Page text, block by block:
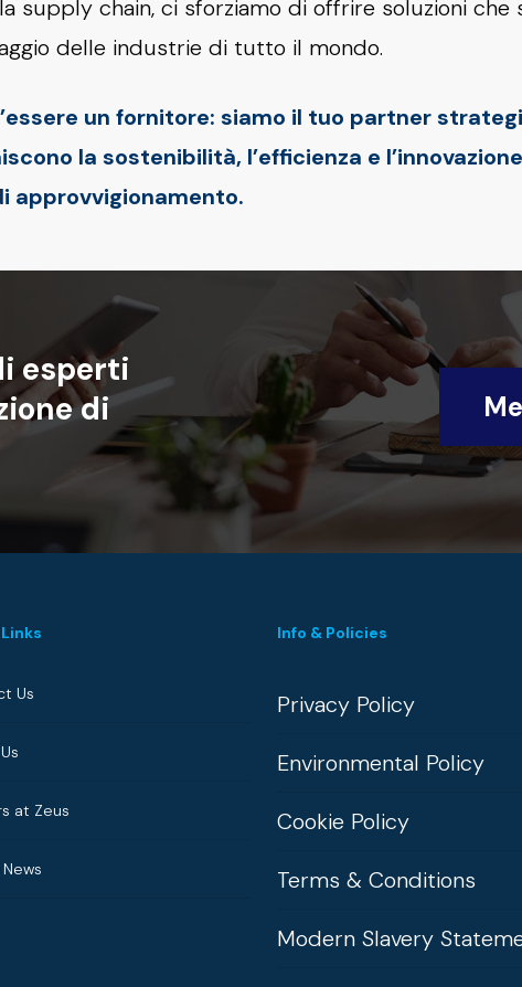
supply chain, ci sforziamo di offrire soluzioni
delle industrie di tutto il mondo.
un fornitore: siamo il tuo partner
la sostenibilità, l’efficienza e
approvvigionamento.
esperti
di
Us
at Zeus
Info & Policies
Privacy Policy
Environmental Policy
Cookie Policy
Terms & Conditions
Modern Slavery